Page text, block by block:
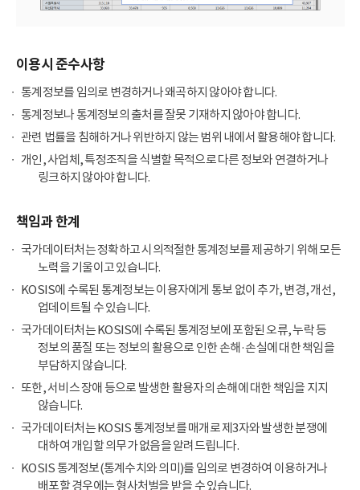
이용시 준수사항
통계정보를 임의로 변경하거나 왜곡하지 않아야 합니다.
통계정보나 통계정보의 출처를 잘못 기재하지 않아야 합니다.
관련 법률을 침해하거나 위반하지 않는 범위 내에서 활용해야 합니다.
개인, 사업체, 특정조직을 식별할 목적으로 다른 정보와 연결하거나
링크하지 않아야 합니다.
책임과 한계
국가데이터처는 정확하고 시의적절한 통계정보를 제공하기 위해 모든
노력을 기울이고 있습니다.
KOSIS에 수록된 통계정보는 이용자에게 통보 없이 추가, 변경, 개선,
업데이트될 수 있습니다.
국가데이터처는 KOSIS에 수록된 통계정보에 포함된 오류, 누락 등
정보의 품질 또는 정보의 활용으로 인한 손해·손실에 대한 책임을
부담하지 않습니다.
또한, 서비스 장애 등으로 발생한 활용자의 손해에 대한 책임을 지지
않습니다.
국가데이터처는 KOSIS 통계정보를 매개로 제3자와 발생한 분쟁에
대하여 개입할 의무가 없음을 알려드립니다.
KOSIS 통계정보(통계수치와 의미)를 임의로 변경하여 이용하거나
배포할 경우에는 형사처벌을 받을 수 있습니다.